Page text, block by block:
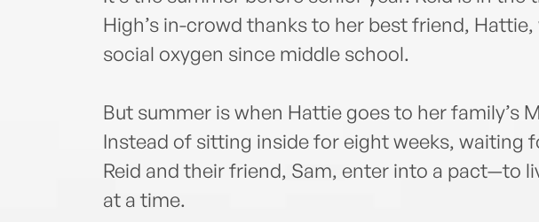
High’s in-crowd thanks to her best friend,
social oxygen since middle school.
But summer is when Hattie goes to her family’s
Instead of sitting inside for eight weeks, waiting
Reid and their friend, Sam, enter into a pact—to
at a time.